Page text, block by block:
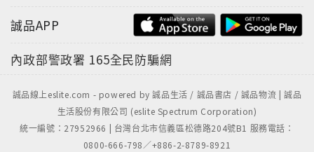
誠品APP
內政部警政署 165全民防騙網
誠品線上eslite.com - powered by 誠品生活 / 誠品書店 / 誠品物流 | 誠品
生活股份有限公司 (eslite Spectrum Corporation)
統一編號：27952966 | 台灣台北市信義區松德路204號B1 服務電話：
0800-666-798／+886-2-8789-8921